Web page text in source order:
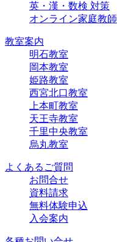
英・漢・数検 対策
オンライン家庭教師
教室案内
明石教室
岡本教室
姫路教室
西宮北口教室
上本町教室
天王寺教室
千里中央教室
烏丸教室
よくあるご質問
お問合せ
資料請求
無料体験申込
入会案内